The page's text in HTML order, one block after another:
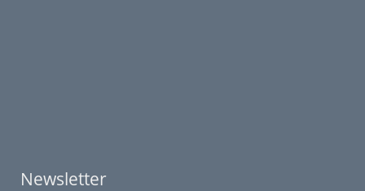
Newsletter